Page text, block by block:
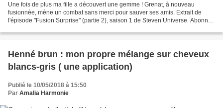
Une fois de plus ma fille a découvert une gemme ! Grenat, à nouveau
fusionnée, mène un combat sans merci pour sauver ses amis. Extrait de
l'épisode "Fusion Surprise" (partie 2), saison 1 de Steven Universe. Abonne-
Henné brun : mon propre mélange sur cheveux
blancs-gris ( une application)
Publié le 10/05/2018 à 15:50
Par Amalia Harmonie